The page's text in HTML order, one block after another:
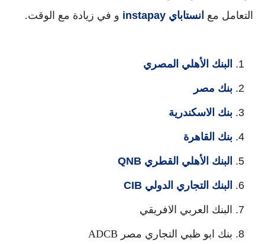
التعامل مع انستاباي instapay و في زيادة مع الوقت.
البنك الأهلي المصري
بنك مصر
بنك الاسكندرية
بنك القاهرة
البنك الأهلي القطري QNB
البنك التجاري الدولي CIB
البنك العربي الافريقي
بنك ابو ظبي التجاري مصر ADCB